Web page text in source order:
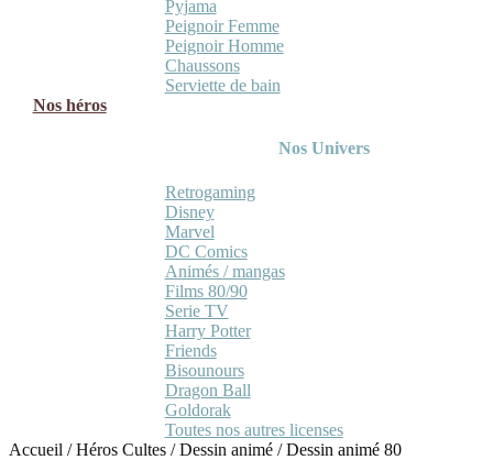
Pyjama
Peignoir Femme
Peignoir Homme
Chaussons
Serviette de bain
Nos héros
Nos Univers
Retrogaming
Disney
Marvel
DC Comics
Animés / mangas
Films 80/90
Serie TV
Harry Potter
Friends
Bisounours
Dragon Ball
Goldorak
Toutes nos autres licenses
Accueil /Héros Cultes /Dessin animé /Dessin animé 80